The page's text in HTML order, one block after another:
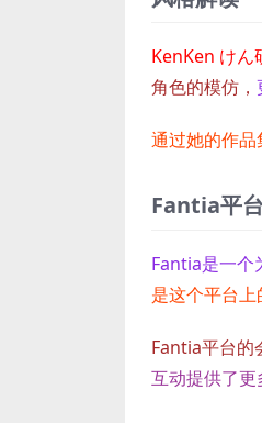
KenKen けん
角色的模仿，
通过她的作品
Fantia平
Fantia是一个
是这个平台上
Fantia平台的
互动提供了更